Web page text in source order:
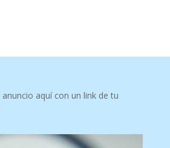
aquí con un link de tu